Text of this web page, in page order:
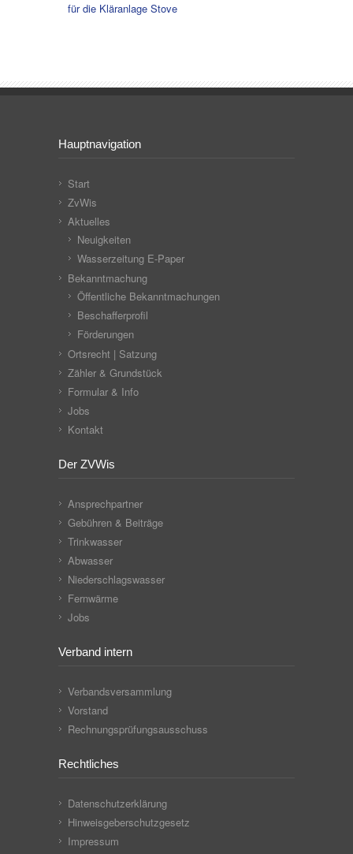
für die Kläranlage Stove
Hauptnavigation
Start
ZvWis
Aktuelles
Neuigkeiten
Wasserzeitung E-Paper
Bekanntmachung
Öffentliche Bekanntmachungen
Beschafferprofil
Förderungen
Ortsrecht | Satzung
Zähler & Grundstück
Formular & Info
Jobs
Kontakt
Der ZVWis
Ansprechpartner
Gebühren & Beiträge
Trinkwasser
Abwasser
Niederschlagswasser
Fernwärme
Jobs
Verband intern
Verbandsversammlung
Vorstand
Rechnungsprüfungsausschuss
Rechtliches
Datenschutzerklärung
Hinweisgeberschutzgesetz
Impressum